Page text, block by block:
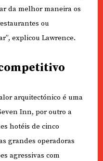
da melhor maneira os
ou
explicou Lawrence.
arquitectónico é uma
Inn, por outro a
hotéis de cinco
grandes operadoras
agressivas com